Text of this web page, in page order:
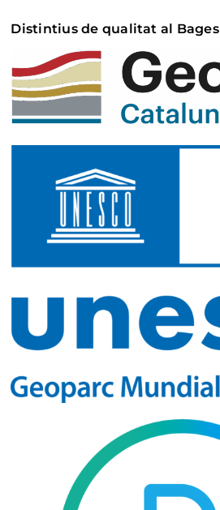
Distintius de qualitat al Bages